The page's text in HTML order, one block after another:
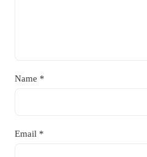
Name *
Email *